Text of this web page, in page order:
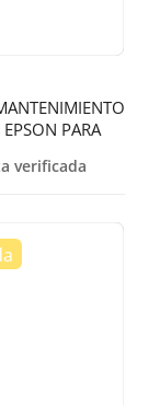
PARA
verificada